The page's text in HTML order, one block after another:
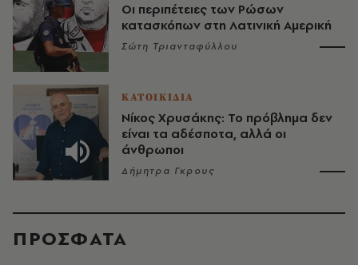
Οι περιπέτειες των Ρώσων
κατασκόπων στη Λατινική Αμερική
Σώτη Τριανταφύλλου
ΚΑΤΟΙΚΙΔΙΑ
Νίκος Χρυσάκης: Το πρόβλημα δεν
είναι τα αδέσποτα, αλλά οι
άνθρωποι
Δήμητρα Γκρους
ΠΡΟΣΦΑΤΑ